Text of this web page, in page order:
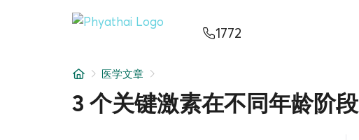
1772
ไทย
医学文章
3 个关键激素在不同年龄阶